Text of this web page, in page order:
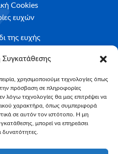
Συγκατάθεσης
χρησιμοποιούμε τεχνολογίες όπως
πρόσβαση σε πληροφορίες
λόγω τεχνολογίες θα μας επιτρέψει να
χαρακτήρα, όπως συμπεριφορά
σε αυτόν τον ιστότοπο. Η μη
μπορεί να επηρεάσει
δυνατότητες.
Cookies
ευχών
της ευχής
Αιτήματος